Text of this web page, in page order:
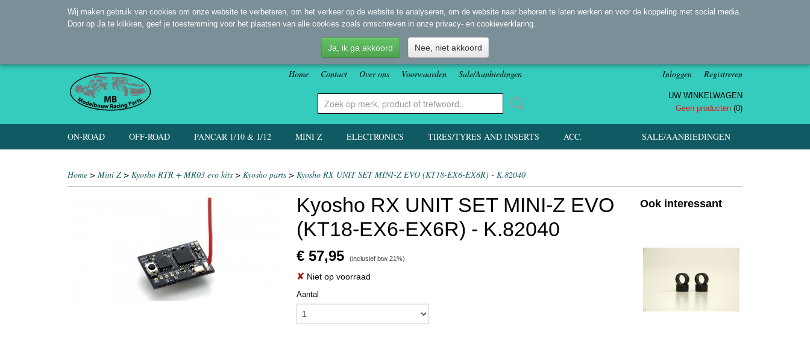
Home Contact Over ons Voorwaarden Sale/Aanbiedingen Inloggen Registreren
UW WINKELWAGEN
Geen producten (0)
SALE/AANBIEDINGEN
ON-ROAD OFF-ROAD PANCAR 1/10 & 1/12 MINI Z ELECTRONICS TIRES/TYRES AND INSERTS ACC.
Home > Mini Z> Kyosho RTR + MR03 evo kits > Kyosho parts > Kyosho RX UNIT SET MINI-Z EVO (KT18-EX6-EX6R) - K.82040
Kyosho RX UNIT SET MINI-Z EVO
(KT18-EX6-EX6R) - K.82040
€ 57,95 (inclusief btw 21%)
✘ Niet op voorraad
Aantal
Ook interessant
Wij maken gebruik van cookies om onze website te verbeteren, om het verkeer op de website te analyseren, om de website naar behoren te laten werken en voor de koppeling met social media.
Door op Ja te klikken, geef je toestemming voor het plaatsen van alle cookies zoals omschreven in onze privacy- en cookieverklaring.
Ja, ik ga akkoord Nee, niet akkoord